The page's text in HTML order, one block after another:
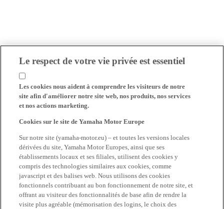
Le respect de votre vie privée est essentiel
Les cookies nous aident à comprendre les visiteurs de notre
site afin d'améliorer notre site web, nos produits, nos services
et nos actions marketing.
Cookies sur le site de Yamaha Motor Europe
Sur notre site (yamaha-motor.eu) – et toutes les versions locales
dérivées du site, Yamaha Motor Europes, ainsi que ses
établissements locaux et ses filiales, utilisent des cookies y
compris des technologies similaires aux cookies, comme
javascript et des balises web. Nous utilisons des cookies
fonctionnels contribuant au bon fonctionnement de notre site, et
offrant au visiteur des fonctionnalités de base afin de rendre la
visite plus agréable (mémorisation des logins, le choix des